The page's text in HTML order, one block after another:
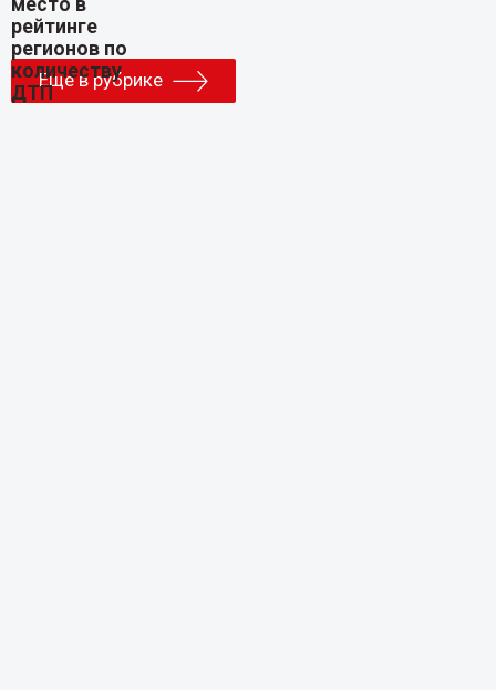
Еще в рубрике